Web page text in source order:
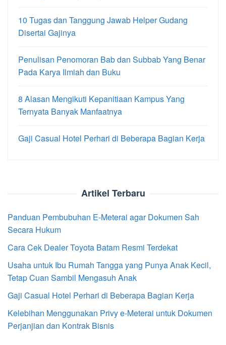
10 Tugas dan Tanggung Jawab Helper Gudang
Disertai Gajinya
Penulisan Penomoran Bab dan Subbab Yang Benar
Pada Karya Ilmiah dan Buku
8 Alasan Mengikuti Kepanitiaan Kampus Yang
Ternyata Banyak Manfaatnya
Gaji Casual Hotel Perhari di Beberapa Bagian Kerja
Artikel Terbaru
Panduan Pembubuhan E-Meterai agar Dokumen Sah
Secara Hukum
Cara Cek Dealer Toyota Batam Resmi Terdekat
Usaha untuk Ibu Rumah Tangga yang Punya Anak Kecil,
Tetap Cuan Sambil Mengasuh Anak
Gaji Casual Hotel Perhari di Beberapa Bagian Kerja
Kelebihan Menggunakan Privy e-Meterai untuk Dokumen
Perjanjian dan Kontrak Bisnis